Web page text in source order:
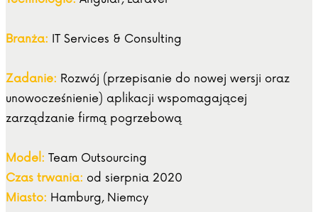
Branża: IT Services & Consulting
Zadanie: Rozwój (przepisanie do nowej wersji oraz
unowocześnienie) aplikacji wspomagającej
zarządzanie firmą pogrzebową
Model: Team Outsourcing
Czas trwania: od sierpnia 2020
Miasto: Hamburg, Niemcy